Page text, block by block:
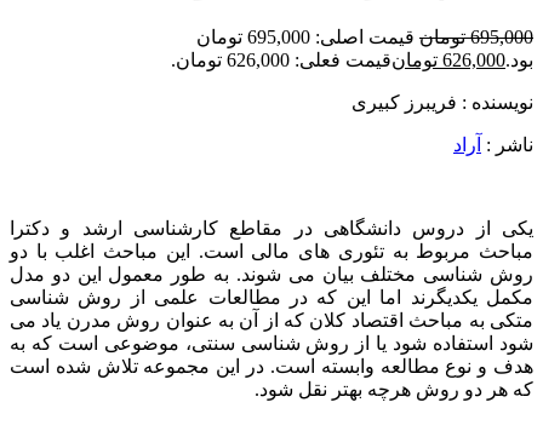
695,000 تومان
قیمت اصلی: 695,000 تومان
بود.626,000 تومانقیمت فعلی: 626,000 تومان.
نویسنده : فریبرز کبیری
ناشر : آراد
یکی از دروس دانشگاهی در مقاطع کارشناسی ارشد و دکترا
مباحث مربوط به تئوری های مالی است. این مباحث اغلب با دو
روش شناسی مختلف بیان می شوند. به طور معمول این دو مدل
مکمل یکدیگرند اما این که در مطالعات علمی از روش شناسی
متکی به مباحث اقتصاد کلان که از آن به عنوان روش مدرن یاد می
شود استفاده شود یا از روش شناسی سنتی، موضوعی است که به
هدف و نوع مطالعه وابسته است. در این مجموعه تلاش شده است
که هر دو روش هرچه بهتر نقل شود.